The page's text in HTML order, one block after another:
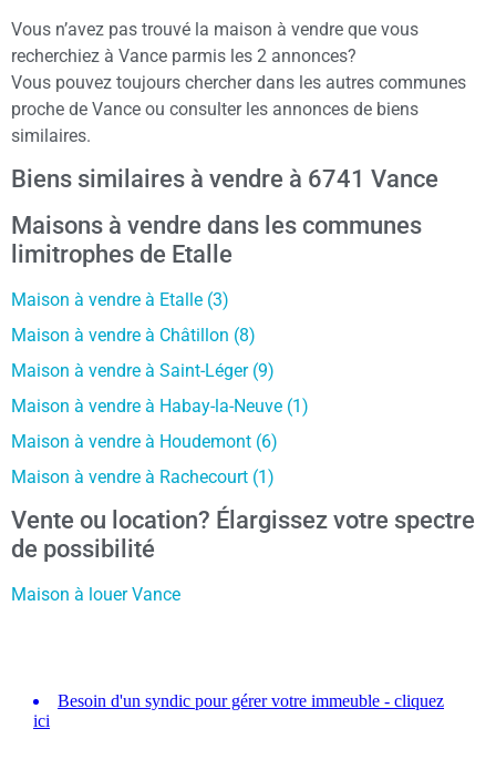
Vous n’avez pas trouvé la maison à vendre que vous
recherchiez à Vance parmis les 2 annonces?
Vous pouvez toujours chercher dans les autres communes
proche de Vance ou consulter les annonces de biens
similaires.
Biens similaires à vendre à 6741 Vance
Maisons à vendre dans les communes
limitrophes de Etalle
Maison à vendre à Etalle (3)
Maison à vendre à Châtillon (8)
Maison à vendre à Saint-Léger (9)
Maison à vendre à Habay-la-Neuve (1)
Maison à vendre à Houdemont (6)
Maison à vendre à Rachecourt (1)
Vente ou location? Élargissez votre spectre
de possibilité
Maison à louer Vance